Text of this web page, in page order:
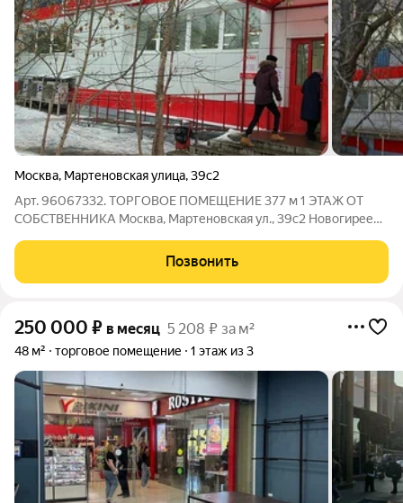
Москва, Мартеновская улица,39с2
Арт. 96067332. ТОРГОВОЕ ПОМЕЩЕНИЕ 377 м 1 ЭТАЖ ОТ
СОБСТВЕННИКА Москва, Мартеновская ул., 39с2 Новогиреево
Подойдет под: магазин,
Позвонить
250 000 ₽ в месяц 5 208 ₽ за м²
48 м² торговое помещение 1 этаж из 3